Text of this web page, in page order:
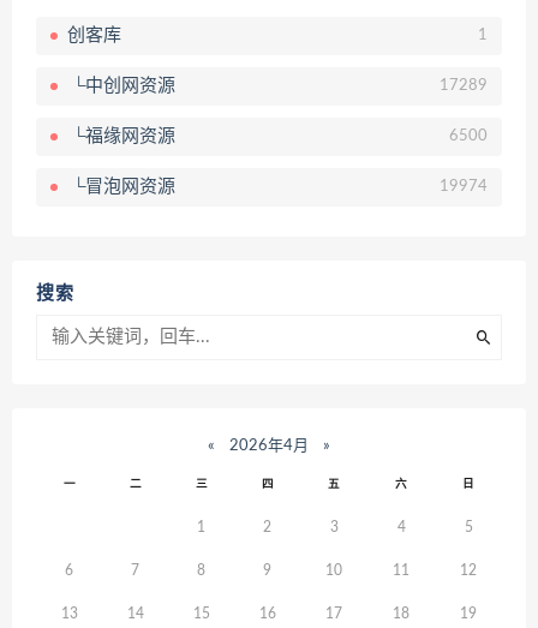
创客库 1
└中创网资源 17289
└福缘网资源 6500
└冒泡网资源 19974
搜索
« 2026年4月 »
一 二 三 四 五 六 日
1 2 3 4 5
6 7 8 9 10 11 12
13 14 15 16 17 18 19